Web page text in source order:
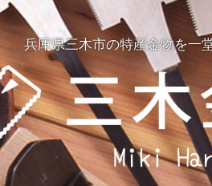
兵庫県三木市の特産金物を一